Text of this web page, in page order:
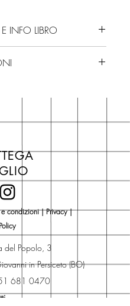
INFO LIBRO
& Kupfer
2025
secondo disponibilità
escluse le ultime
Editore (vedi etichetta
nel carrello puoi decidere
sul sito con
con corriere o se
sulle spese di
e ritirare il libro presso
Orsi, Piazza del
40017
in Persiceto (BO).
e condizioni|Privacy|
del Popolo, 3
in Persiceto (BO)
681 0470